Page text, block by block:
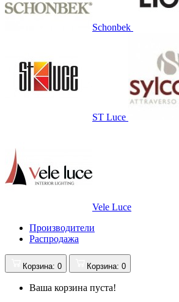
Schonbek
ST Luce
Vele Luce
Производители
Распродажа
Корзина: 0 Корзина: 0
Ваша корзина пуста!